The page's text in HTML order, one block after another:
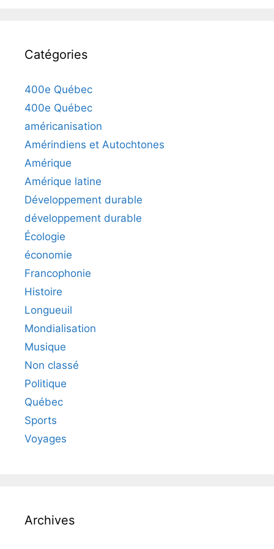
Catégories
400e Québec
400e Québec
américanisation
Amérindiens et Autochtones
Amérique
Amérique latine
Développement durable
développement durable
Écologie
économie
Francophonie
Histoire
Longueuil
Mondialisation
Musique
Non classé
Politique
Québec
Sports
Voyages
Archives